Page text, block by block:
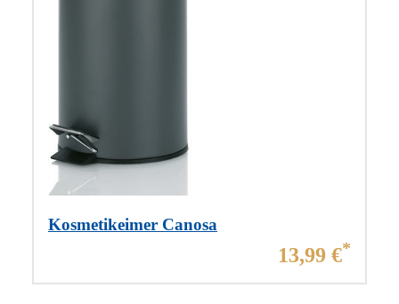
Kosmetikeimer Canosa
Aktueller Preis:
13,99 €*